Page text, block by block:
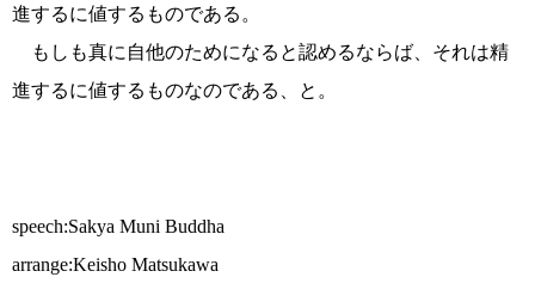
進するに値するものである。
もしも真に自他のためになると認めるならば、それは精
進するに値するものなのである、と。
speech:Sakya Muni Buddha
arrange:Keisho Matsukawa